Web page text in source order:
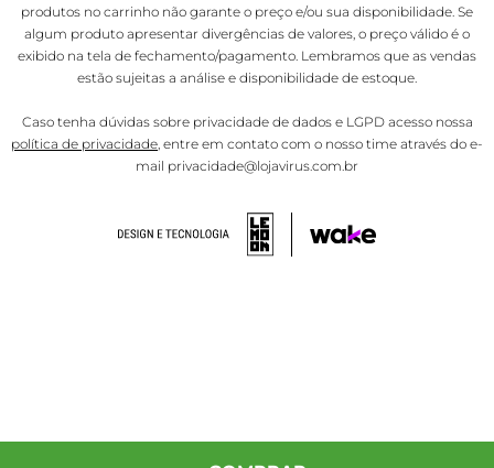
produtos no carrinho não garante o preço e/ou sua disponibilidade. Se
algum produto apresentar divergências de valores, o preço válido é o
exibido na tela de fechamento/pagamento. Lembramos que as vendas
estão sujeitas a análise e disponibilidade de estoque.
Caso tenha dúvidas sobre privacidade de dados e LGPD acesso nossa
política de privacidade, entre em contato com o nosso time através do e-
mail privacidade@lojavirus.com.br